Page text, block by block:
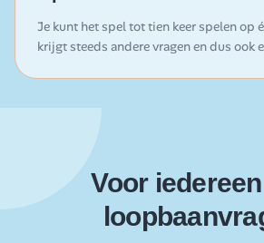
Je kunt het spel tot tien keer spelen op
krijgt steeds andere vragen en dus ook
Voor